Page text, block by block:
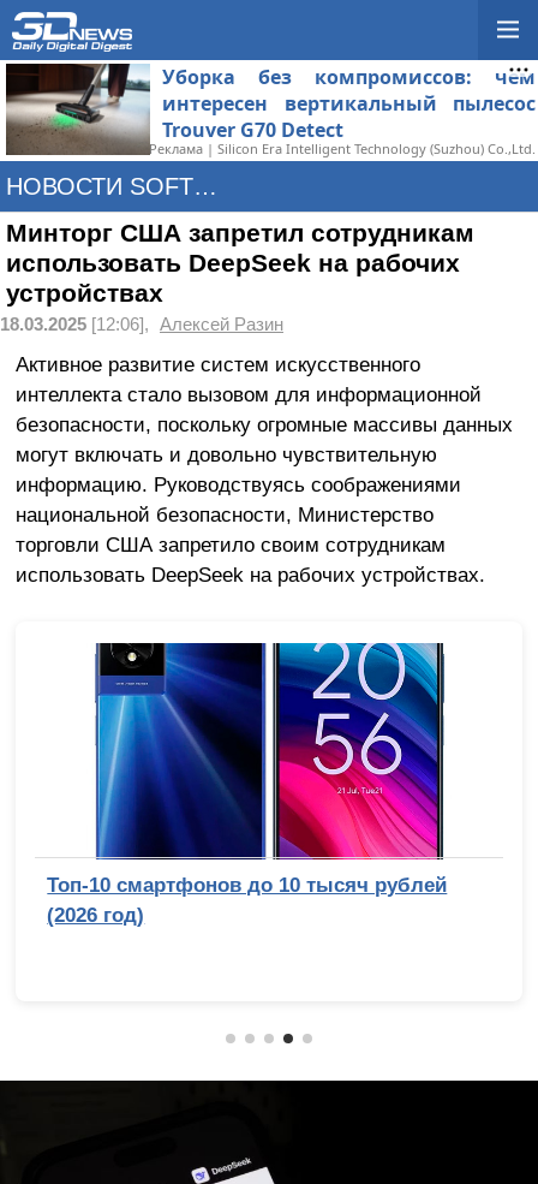
Уборка без компромиссов: чем
интересен вертикальный пылесос
Trouver G70 Detect
Реклама | Silicon Era Intelligent Technology (Suzhou) Co.,Ltd.
НОВОСТИ SOFTWARE
Минторг США запретил сотрудникам
использовать DeepSeek на рабочих
устройствах
18.03.2025 [12:06], Алексей Разин
Активное развитие систем искусственного
интеллекта стало вызовом для информационной
безопасности, поскольку огромные массивы данных
могут включать и довольно чувствительную
информацию. Руководствуясь соображениями
национальной безопасности, Министерство
торговли США запретило своим сотрудникам
использовать DeepSeek на рабочих устройствах.
Топ-10 смартфонов до 10 тысяч рублей
(2026 год)